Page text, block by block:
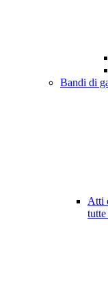
Bandi di
Atti